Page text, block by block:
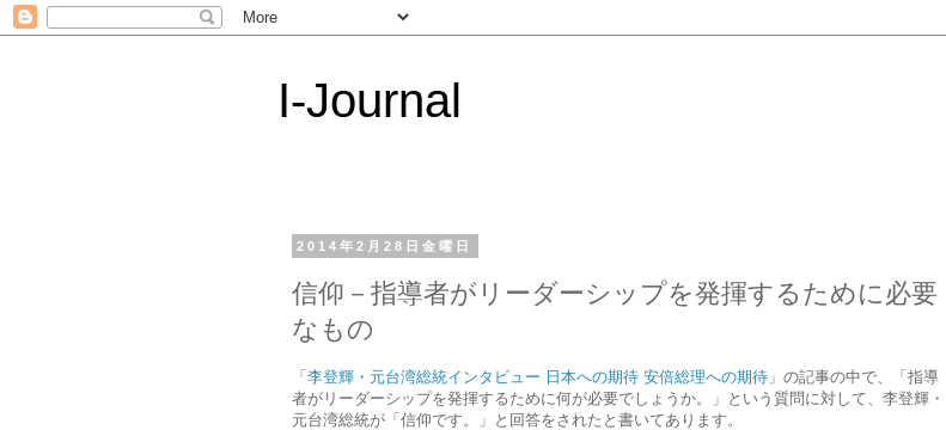
I-Journal
2014年2月28日金曜日
信仰－指導者がリーダーシップを発揮するために必要
なもの
「李登輝・元台湾総統インタビュー 日本への期待 安倍総理への期待 」の記事の中で、「指導
者がリーダーシップを発揮するために何が必要でしょうか。」という質問に対して、李登輝・
元台湾総統が「信仰です。」と回答をされたと書いてあります。